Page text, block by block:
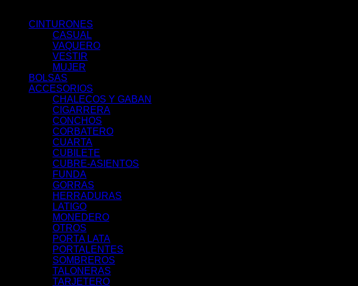
CINTURONES
CASUAL
VAQUERO
VESTIR
MUJER
BOLSAS
ACCESORIOS
CHALECOS Y GABAN
CIGARRERA
CONCHOS
CORBATERO
CUARTA
CUBILETE
CUBRE-ASIENTOS
FUNDA
GORRAS
HERRADURAS
LATIGO
MONEDERO
OTROS
PORTA LATA
PORTALENTES
SOMBREROS
TALONERAS
TARJETERO